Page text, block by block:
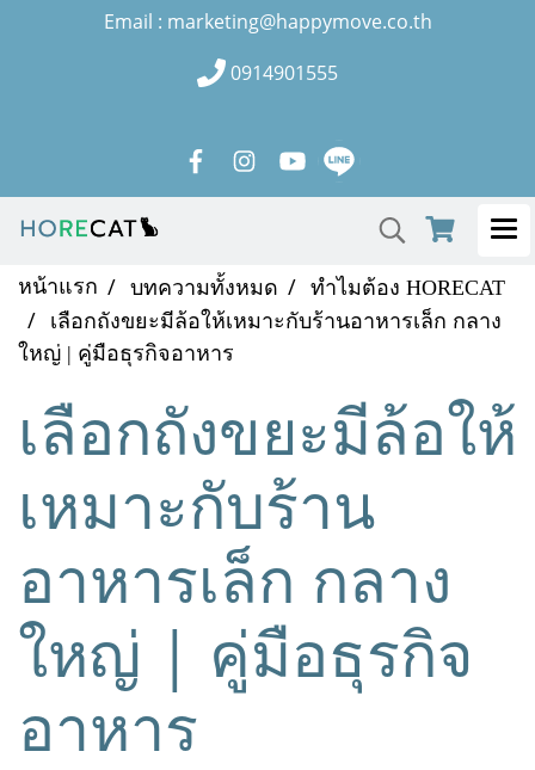
Email : marketing@happymove.co.th
0914901555
หน้าแรก บทความทั้งหมด
ทำไมต้อง HORECAT
เลือกถังขยะมีล้อให้เหมาะกับร้านอาหารเล็ก กลาง
ใหญ่ | คู่มือธุรกิจอาหาร
เลือกถังขยะมีล้อให้
เหมาะกับร้าน
อาหารเล็ก กลาง
ใหญ่ | คู่มือธุรกิจ
อาหาร